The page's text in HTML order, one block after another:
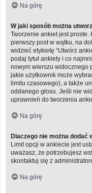
Na górę
W jaki sposób można
Tworzenie ankiet jest
pierwszy post w wątku, na
widzieć etykietę “Utwórz
podaj tytuł ankiety i co
nowym wierszu widocznego
jakie użytkownik może
limitu czasowego), a także
oddanego głosu. Jeśli nie
uprawnień do tworzenia
Na górę
Dlaczego nie można dodać
Limit opcji w ankiecie jest
uważasz, że potrzebujesz
skontaktuj się z
Na górę